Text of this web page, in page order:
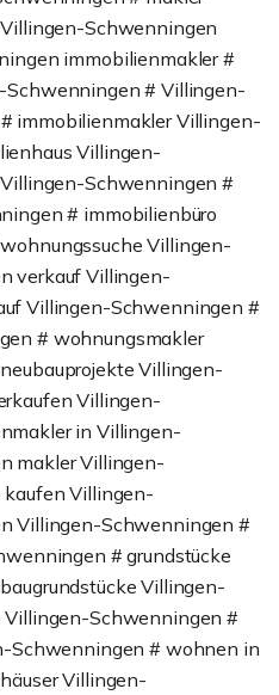
Schwenningen
immobilienmakler #
# Villingen-
immobilienmakler Villingen-
Villingen-
Schwenningen #
# immobilienbüro
Villingen-
verkauf Villingen-
Villingen-Schwenningen #
# wohnungsmakler
Villingen-
Villingen-
in Villingen-
makler Villingen-
Villingen-
Villingen-Schwenningen #
# grundstücke
Villingen-
Schwenningen #
Schwenningen # wohnen in
Villingen-